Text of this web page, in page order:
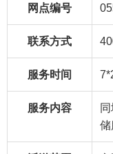
网点编号
联系方式
服务时间
服务内容